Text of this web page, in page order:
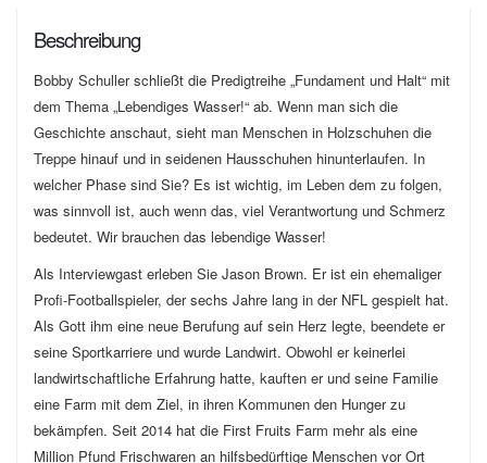
Beschreibung
Bobby Schuller schließt die Predigtreihe „Fundament und Halt“ mit
dem Thema „Lebendiges Wasser!“ ab. Wenn man sich die
Geschichte anschaut, sieht man Menschen in Holzschuhen die
Treppe hinauf und in seidenen Hausschuhen hinunterlaufen. In
welcher Phase sind Sie? Es ist wichtig, im Leben dem zu folgen,
was sinnvoll ist, auch wenn das, viel Verantwortung und Schmerz
bedeutet. Wir brauchen das lebendige Wasser!
Als Interviewgast erleben Sie Jason Brown. Er ist ein ehemaliger
Profi-Footballspieler, der sechs Jahre lang in der NFL gespielt hat.
Als Gott ihm eine neue Berufung auf sein Herz legte, beendete er
seine Sportkarriere und wurde Landwirt. Obwohl er keinerlei
landwirtschaftliche Erfahrung hatte, kauften er und seine Familie
eine Farm mit dem Ziel, in ihren Kommunen den Hunger zu
bekämpfen. Seit 2014 hat die First Fruits Farm mehr als eine
Million Pfund Frischwaren an hilfsbedürftige Menschen vor Ort